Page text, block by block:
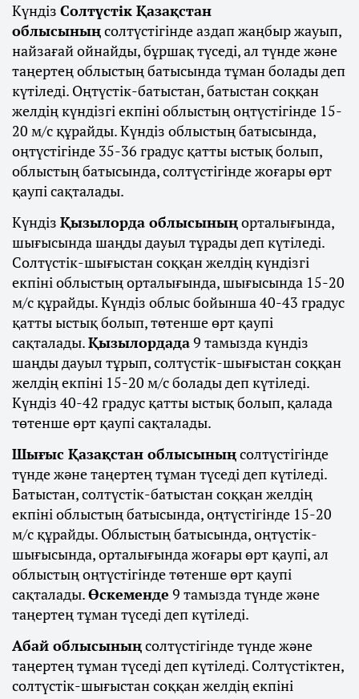
Күндіз Солтүстік Қазақстан
облысыныңсолтүстігінде аздап жаңбыр жауып,
найзағай ойнайды, бұршақ түседі, ал түнде және
таңертең облыстың батысында тұман болады деп
күтіледі. Оңтүстік-батыстан, батыстан соққан
желдің күндізгі екпіні облыстың оңтүстігінде 15-
20 м/с құрайды. Күндіз облыстың батысында,
оңтүстігінде 35-36 градус қатты ыстық болып,
облыстың батысында, солтүстігінде жоғары өрт
қаупі сақталады.
Күндіз Қызылорда облысыныңорталығында,
шығысында шаңды дауыл тұрады деп күтіледі.
Солтүстік-шығыстан соққан желдің күндізгі
екпіні облыстың орталығында, шығысында 15-20
м/с құрайды. Күндіз облыс бойынша 40-43 градус
қатты ыстық болып, төтенше өрт қаупі
сақталады.Қызылордада9 тамызда күндіз
шаңды дауыл тұрып, солтүстік-шығыстан соққан
желдің екпіні 15-20 м/с болады деп күтіледі.
Күндіз 40-42 градус қатты ыстық болып, қалада
төтенше өрт қаупі сақталады.
Шығыс Қазақстан облысыныңсолтүстігінде
түнде және таңертең тұман түседі деп күтіледі.
Батыстан, солтүстік-батыстан соққан желдің
екпіні облыстың батысында, оңтүстігінде 15-20
м/с құрайды. Облыстың батысында, оңтүстік-
шығысында, орталығында жоғары өрт қаупі, ал
облыстың оңтүстігінде төтенше өрт қаупі
сақталады.Өскеменде 9 тамызда түнде және
таңертең тұман түседі деп күтіледі.
Абай облысыныңсолтүстігінде түнде және
таңертең тұман түседі деп күтіледі. Солтүстіктен,
солтүстік-шығыстан соққан желдің екпіні